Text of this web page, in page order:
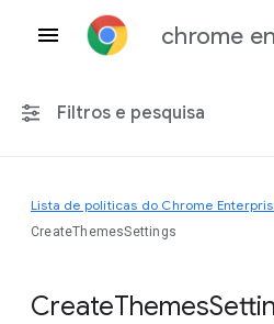
chrome
Filtros e pesquisa
Qualquer plataforma
Lista de políticas do Chrome
CreateThemesSettings
CreateThemes